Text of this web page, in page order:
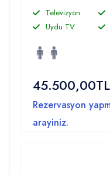
Televizyon
Uydu TV
45.500,00TL
Rezervasyon
arayiniz.